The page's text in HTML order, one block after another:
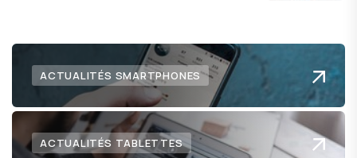
ACTUALITÉS SMARTPHONES
ACTUALITÉS TABLETTES